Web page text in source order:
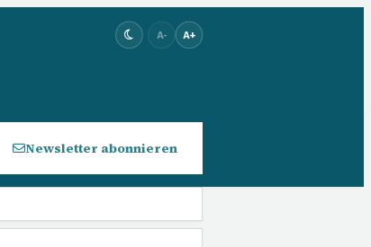
A- A+
Newsletter abonnieren